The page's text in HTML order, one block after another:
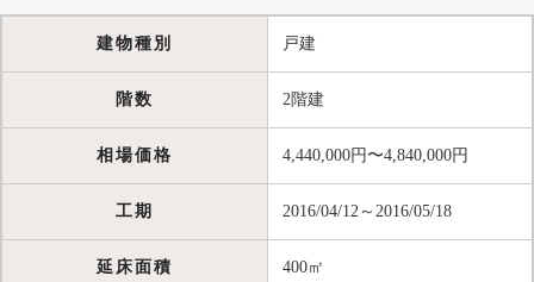
建物種別 戸建
階数 2階建
相場価格 4,440,000円〜4,840,000円
工期 2016/04/12～2016/05/18
延床面積 400㎡